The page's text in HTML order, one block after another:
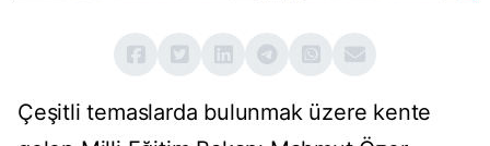
Çeşitli temaslarda bulunmak üzere kente